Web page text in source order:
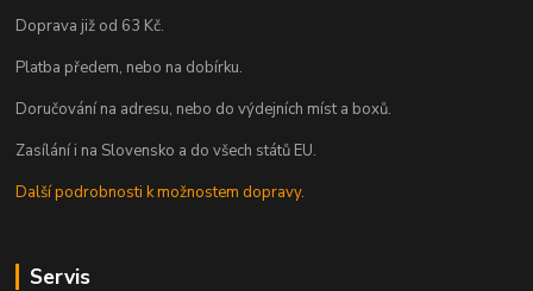
Doprava již od 63 Kč.
Platba předem, nebo na dobírku.
Doručování na adresu, nebo do výdejních míst a boxů.
Zasílání i na Slovensko a do všech států EU.
Další podrobnosti k možnostem dopravy.
Servis